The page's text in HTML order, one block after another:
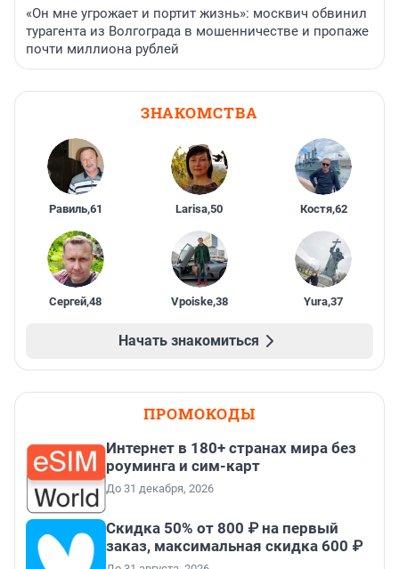
«Он мне угрожает и портит жизнь»: москвич обвинил
турагента из Волгограда в мошенничестве и пропаже
почти миллиона рублей
ЗНАКОМСТВА
Равиль,61 Larisa,50 Костя,62
Сергей,48 Vpoiske,38 Yura,37
Начать знакомиться
ПРОМОКОДЫ
Интернет в 180+ странах мира без
роуминга и сим-карт
До 31 декабря, 2026
Скидка 50% от 800 ₽ на первый
заказ, максимальная скидка 600 ₽